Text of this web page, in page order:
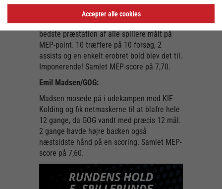
For anden runde i træk er Nielsen med på
Rundens Hold. Og det endda med den
bedste præstation af alle spillere målt på
MEP-point. 10 træffere på 10 forsøg, 2
assists og en enkelt erobret bold blev det til.
Imponerende! Samlet MEP-score på 7,70.
Emil Madsen/GOG:
Madsen mosede på i udekampen mod KIF
Kolding og fik netmaskerne til at blafre hele
12 gange, da GOG vandt med præcis 12 mål.
2 gange havde højre backen også
næstsidste hånd på en scoring. Samlet MEP-
score på 7,60.
Accepter alle cookies